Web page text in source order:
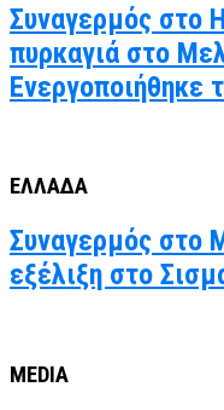
Συναγερμός στο
πυρκαγιά στο
Ενεργοποιήθηκε
ΕΛΛΑΔΑ
Συναγερμός στο
εξέλιξη στο
MEDIA